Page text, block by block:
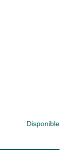
Disponible